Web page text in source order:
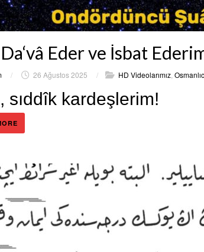
Eder ve İsbat
/ 26 Ağustos 2025 / HD Videolarımız
sıddîk kardeşlerim!